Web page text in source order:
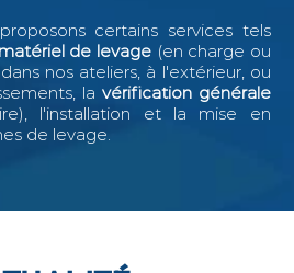
certains services tels
de levage (en charge ou
nos ateliers, à l'extérieur, ou
la vérification générale
l'installation et la mise en
de levage.